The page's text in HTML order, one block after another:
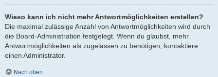
Wieso kann ich nicht mehr Antwortmöglichkeiten erstellen?
Die maximal zulässige Anzahl von Antwortmöglichkeiten wird durch
die Board-Administration festgelegt. Wenn du glaubst, mehr
Antwortmöglichkeiten als zugelassen zu benötigen, kontaktiere
einen Administrator.
Nach oben